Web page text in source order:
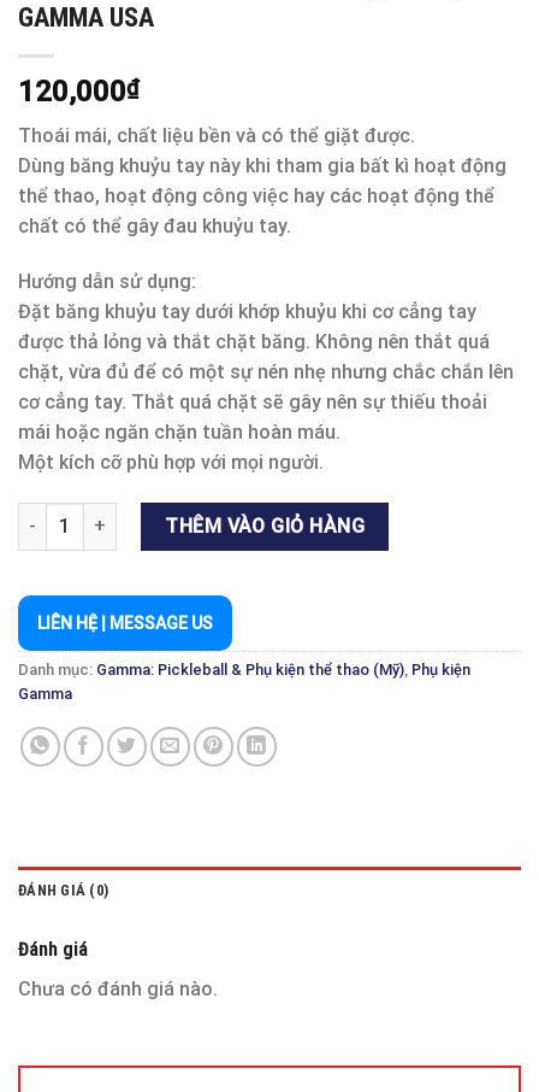
GAMMA USA
120,000₫
Thoái mái, chất liệu bền và có thể giặt được.
Dùng băng khuỷu tay này khi tham gia bất kì hoạt động
thể thao, hoạt động công việc hay các hoạt động thể
chất có thể gây đau khuỷu tay.
Hướng dẫn sử dụng:
Đặt băng khuỷu tay dưới khớp khuỷu khi cơ cẳng tay
được thả lỏng và thắt chặt băng. Không nên thắt quá
chặt, vừa đủ để có một sự nén nhẹ nhưng chắc chắn lên
cơ cẳng tay. Thắt quá chặt sẽ gây nên sự thiếu thoải
mái hoặc ngăn chặn tuần hoàn máu.
Một kích cỡ phù hợp với mọi người.
BĂNG ĐEO GIẢM SỐC CÁNH TAY (ELBOW) - GAMMA USA số
THÊM VÀO GIỎ HÀNG
LIÊN HỆ | MESSAGE US
Danh mục: Gamma: Pickleball & Phụ kiện thể thao (Mỹ) Phụ kiện
Gamma
ĐÁNH GIÁ (0)
Đánh giá
Chưa có đánh giá nào.